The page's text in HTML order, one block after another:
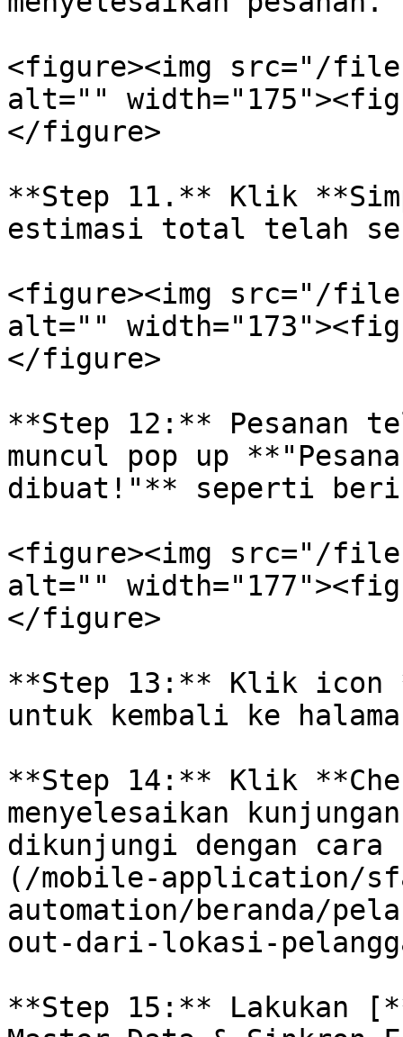
<figure><img src="/files/
alt=""
</figure>
**Step 11.** Klik
estimasi total telah
<figure><img src="/files/
alt=""
</figure>
**Step 12:** Pesanan
muncul pop up
dibuat!"** seperti
<figure><img src="/files/
alt=""
</figure>
**Step 13:** Klik
untuk kembali ke
**Step 14:** Klik
menyelesaikan
dikunjungi dengan
(/mobile-application/
automation/beranda/
out-dari-lokasi-
**Step 15:** Lakukan